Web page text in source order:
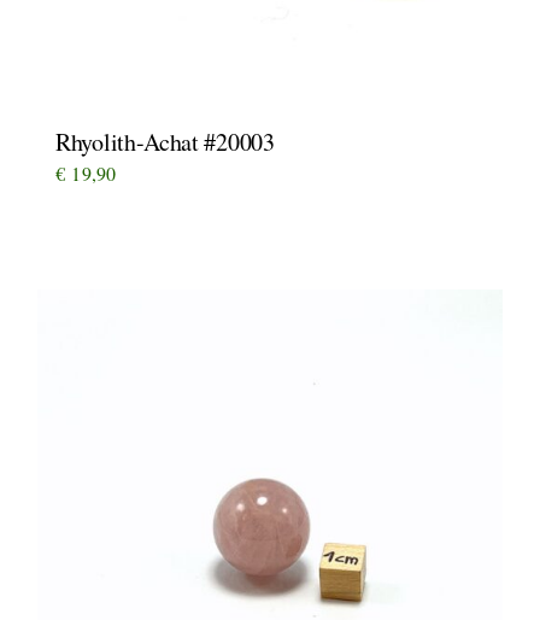
Rhyolith-Achat #20003
€ 19,90